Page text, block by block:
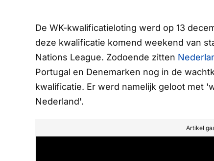
De WK-kwalificatieloting werd op 13
deze kwalificatie komend weekend van
Nations League. Zodoende zitten
Portugal en Denemarken nog in de
kwalificatie. Er werd namelijk geloot met
Nederland'.
Artikel